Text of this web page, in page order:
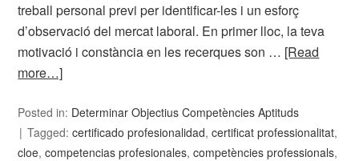
treball personal previ per identificar-les i un esforç
d’observació del mercat laboral. En primer lloc, la teva
motivació i constància en les recerques son … [Read
more…]
Posted in: Determinar Objectius Competències Aptituds
Tagged:certificado profesionalidad,certificat professionalitat,
cloe,competencias profesionales,competències professionals,